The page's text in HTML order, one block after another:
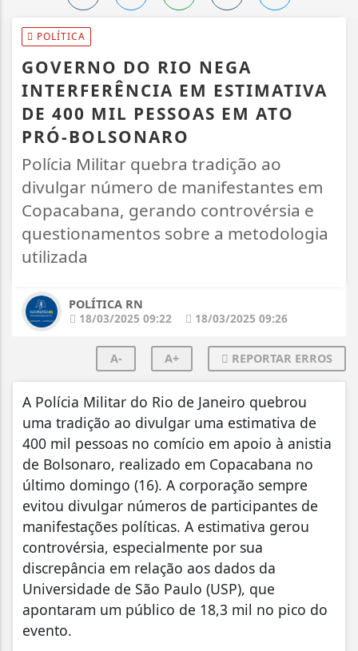
POLÍTICA
GOVERNO DO RIO NEGA
INTERFERÊNCIA EM ESTIMATIVA
DE 400 MIL PESSOAS EM ATO
PRÓ-BOLSONARO
Polícia Militar quebra tradição ao
divulgar número de manifestantes em
Copacabana, gerando controvérsia e
questionamentos sobre a metodologia
utilizada
POLÍTICA RN
18/03/2025 09:22
18/03/2025 09:26
A- A+ REPORTAR ERROS
A Polícia Militar do Rio de Janeiro quebrou
uma tradição ao divulgar uma estimativa de
400 mil pessoas no comício em apoio à anistia
de Bolsonaro, realizado em Copacabana no
último domingo (16). A corporação sempre
evitou divulgar números de participantes de
manifestações políticas. A estimativa gerou
controvérsia, especialmente por sua
discrepância em relação aos dados da
Universidade de São Paulo (USP), que
apontaram um público de 18,3 mil no pico do
evento.